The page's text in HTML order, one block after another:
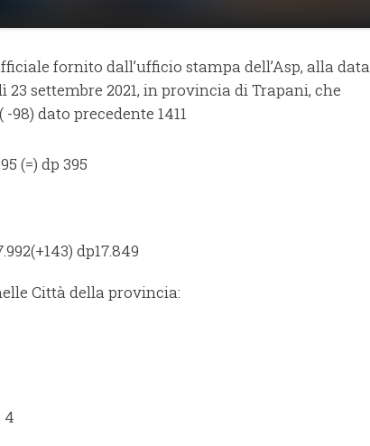
fornito dall’ufficio stampa dell’Asp, alla data
23 settembre 2021, in provincia di Trapani, che
98) dato precedente 1411
(=) dp 395
dp17.849
Città della provincia:
4